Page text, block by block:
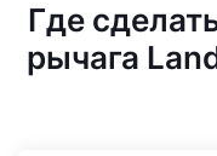
Где
рычага